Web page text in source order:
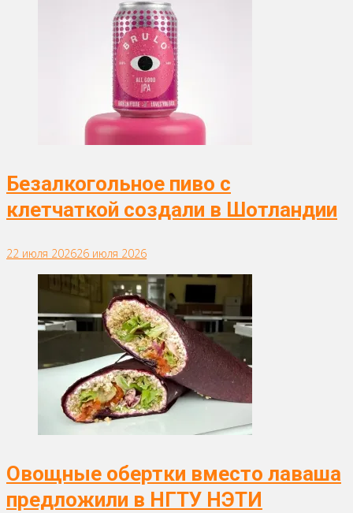
Безалкогольное пиво с
клетчаткой создали в Шотландии
22 июля 202626 июля 2026
Овощные обертки вместо лаваша
предложили в НГТУ НЭТИ